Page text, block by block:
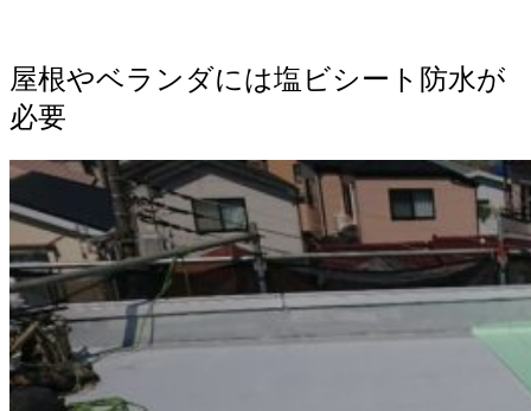
屋根やベランダには塩ビシート防水が
必要